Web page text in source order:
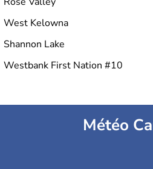
West Kelowna
Shannon Lake
Westbank First Nation #10
Météo